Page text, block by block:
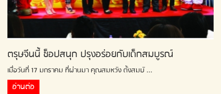
ตรุษจีนนี้ ช็อปสนุก ปรุงอร่อยกับเด็กสมบูรณ์
เมื่อวันที่ 17 มกราคม ที่ผ่านมา คุณสมหวัง ตั้งสมบั ...
อ่านต่อ